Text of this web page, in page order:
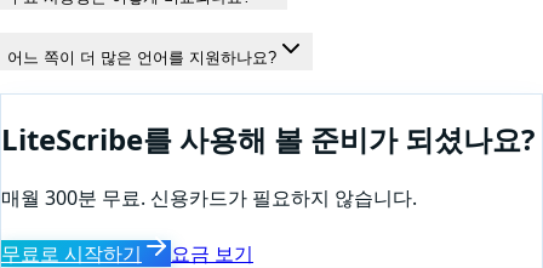
어느 쪽이 더 많은 언어를 지원하나요?
LiteScribe를 사용해 볼 준비가 되셨나요?
매월 300분 무료. 신용카드가 필요하지 않습니다.
무료로 시작하기 요금 보기